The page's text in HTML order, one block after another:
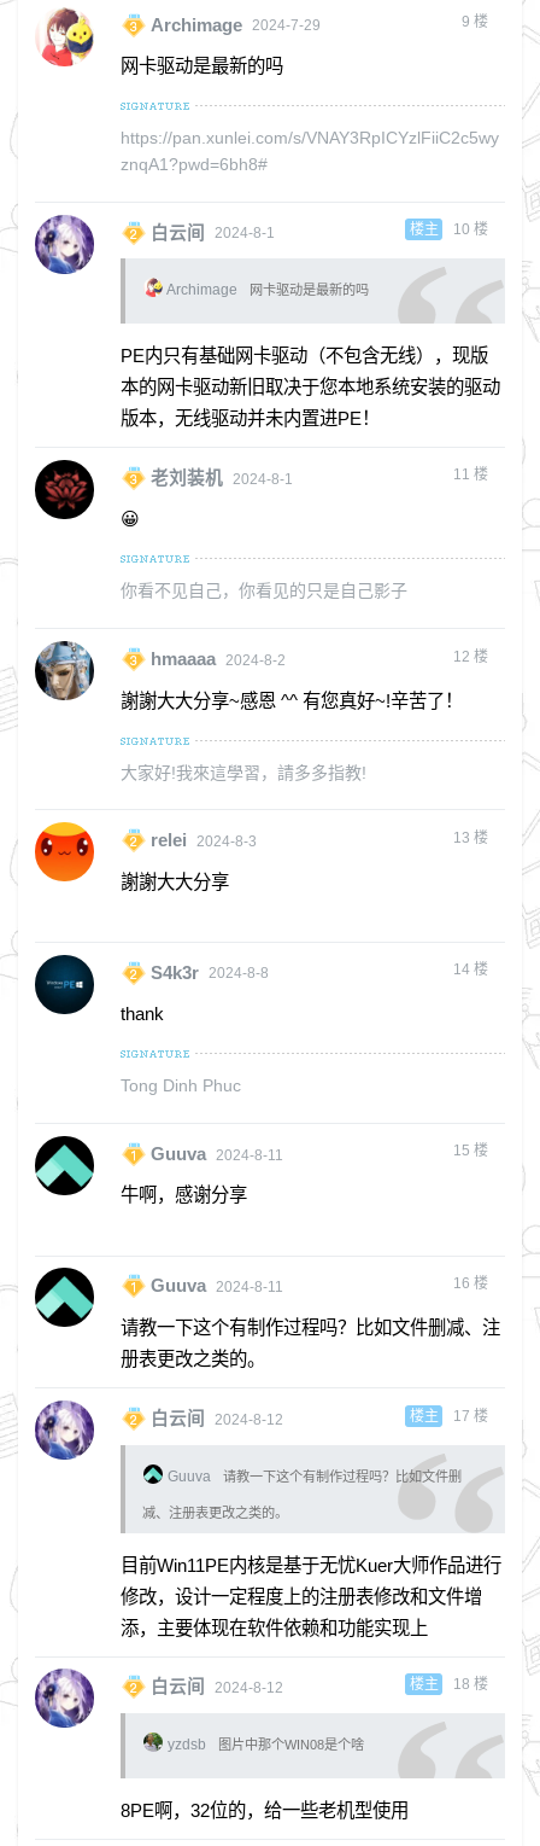
Archimage 2024-7-29 9 楼
网卡驱动是最新的吗
https://pan.xunlei.com/s/VNAY3RpICYzlFiiC2c5wy
znqA1?pwd=6bh8#
白云间 2024-8-1 楼主 10 楼
Archimage 网卡驱动是最新的吗
PE内只有基础网卡驱动（不包含无线），现版
本的网卡驱动新旧取决于您本地系统安装的驱动
版本，无线驱动并未内置进PE！
老刘装机 2024-8-1 11 楼
😀
你看不见自己，你看见的只是自己影子
hmaaaa 2024-8-2 12 楼
謝謝大大分享~感恩 ^^ 有您真好~!辛苦了！
大家好!我來這學習，請多多指教!
relei 2024-8-3 13 楼
謝謝大大分享
S4k3r 2024-8-8 14 楼
thank
Tong Dinh Phuc
Guuva 2024-8-11 15 楼
牛啊，感谢分享
Guuva 2024-8-11 16 楼
请教一下这个有制作过程吗？比如文件删减、注
册表更改之类的。
白云间 2024-8-12 楼主 17 楼
Guuva 请教一下这个有制作过程吗？比如文件删
减、注册表更改之类的。
目前Win11PE内核是基于无忧Kuer大师作品进行
修改，设计一定程度上的注册表修改和文件增
添，主要体现在软件依赖和功能实现上
白云间 2024-8-12 楼主 18 楼
yzdsb 图片中那个WIN08是个啥
8PE啊，32位的，给一些老机型使用